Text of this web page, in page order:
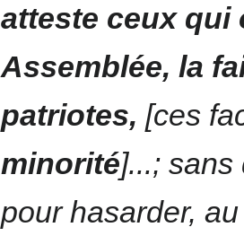
atteste ceux
Assemblée, la
patriotes, [ces
minorité]...;
pour hasarder,